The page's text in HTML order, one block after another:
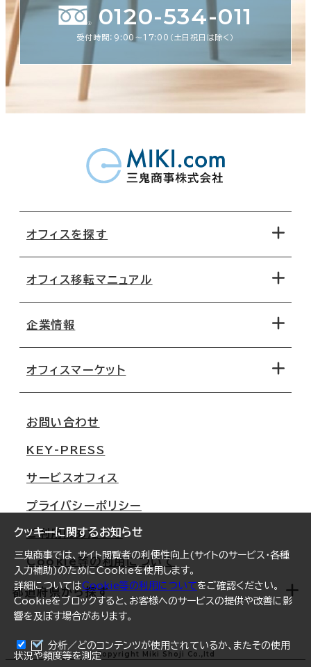
クッキーに関するお知らせ
三鬼商事では、サイト閲覧者の利便性向上(サイトのサービス・各種
入力補助)のためにCookieを使用します。
詳細についてはCookie等の利用についてをご確認ください。
Cookieをブロックすると、お客様へのサービスの提供や改善に影
響を及ぼす場合があります。
分析／どのコンテンツが使用されているか、またその使用
状況や頻度等を測定
0120-534-011
受付時間：9:00〜17:00（土日祝日は除く）
オフィスを探す
地図から探す
路線・駅から探す
オフィス移転マニュアル
移転コストシミュレーション
移転スケジュール
オフィス移転Q&A
企業情報
オフィスマーケット
大阪
名古屋
札幌
仙台
横浜
福岡
オフィスリポート
ログイン
お問い合わせ
KEY-PRESS
サービスオフィス
プライバシーポリシー
ご利用にあたって
Cookie等の利用について
都道府県から探す
北海道 Copyright Miki Shoji Co.,ltd